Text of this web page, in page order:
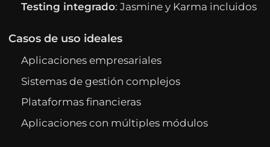
Testing integrado: Jasmine y Karma incluidos
Casos de uso ideales
Aplicaciones empresariales
Sistemas de gestión complejos
Plataformas financieras
Aplicaciones con múltiples módulos